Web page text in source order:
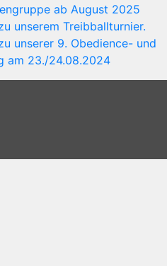
ab August 2025
unserem Treibballturnier.
unserer 9. Obedience- und
am 23./24.08.2024